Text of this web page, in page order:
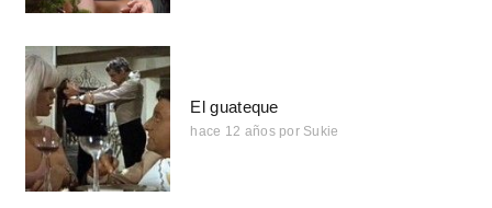
El guateque
hace 12 años por Sukie